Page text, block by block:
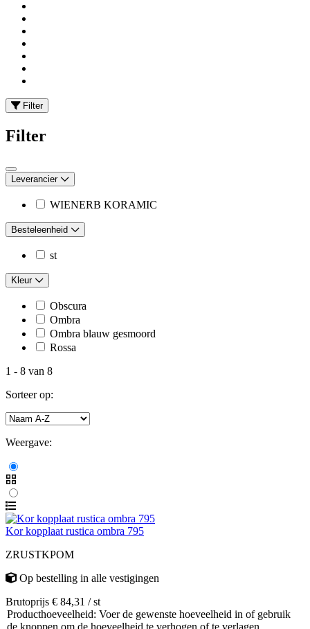
Filter
Filter
Leverancier
WIENERB KORAMIC
Besteleenheid
st
Kleur
Obscura
Ombra
Ombra blauw gesmoord
Rossa
1 - 8 van 8
Sorteer op:
Weergave:
Kor kopplaat rustica ombra 795
ZRUSTKPOM
Op bestelling in alle vestigingen
Brutoprijs € 84,31 / st
Producthoeveelheid: Voer de gewenste hoeveelheid in of gebruik
de knoppen om de hoeveelheid te verhogen of te verlagen.